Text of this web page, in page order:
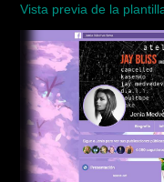
Vista previa de la